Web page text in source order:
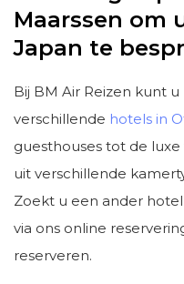
Maarssen om
Japan te
Bij BM Air Reizen kunt
verschillende hotels in
guesthouses tot de
uit verschillende
Zoekt u een ander
via ons online
reserveren.